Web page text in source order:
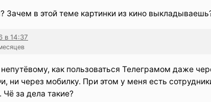
Зачем в этой теме картинки из кино
в 14:37
как пользоваться Телеграмом даже
ни через мобилку. При этом у меня есть
за дела такие?